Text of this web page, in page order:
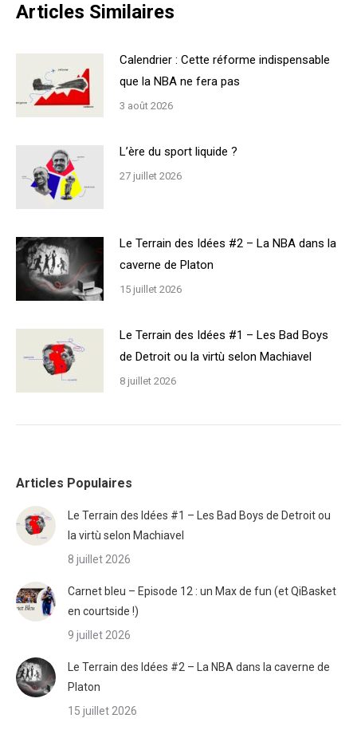
Articles Similaires
Calendrier : Cette réforme indispensable
que la NBA ne fera pas
3 août 2026
L’ère du sport liquide ?
27 juillet 2026
Le Terrain des Idées #2 – La NBA dans la
caverne de Platon
15 juillet 2026
Le Terrain des Idées #1 – Les Bad Boys
de Detroit ou la virtù selon Machiavel
8 juillet 2026
Articles Populaires
Le Terrain des Idées #1 – Les Bad Boys de Detroit ou
la virtù selon Machiavel
8 juillet 2026
Carnet bleu – Episode 12 : un Max de fun (et QiBasket
en courtside !)
9 juillet 2026
Le Terrain des Idées #2 – La NBA dans la caverne de
Platon
15 juillet 2026